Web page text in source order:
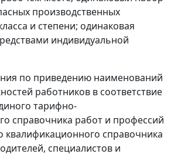
производственных
и степени; одинаковая
индивидуальной
по приведению наименований
работников в соответствие
тарифно-
справочника работ и профессий
квалификационного справочника
специалистов и